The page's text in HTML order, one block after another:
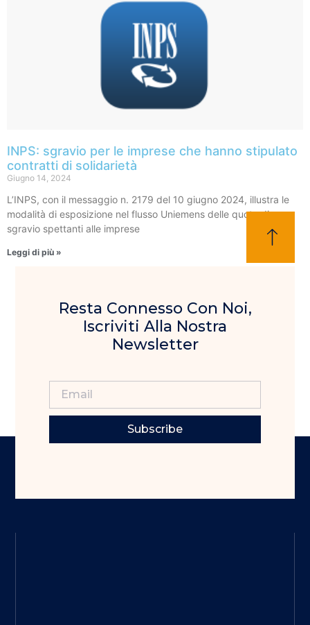
INPS: sgravio per le imprese che hanno stipulato
contratti di solidarietà
Giugno 14, 2024
L’INPS, con il messaggio n. 2179 del 10 giugno 2024, illustra le
modalità di esposizione nel flusso Uniemens delle quote di
sgravio spettanti alle imprese
Leggi di più »
Resta Connesso Con Noi,
Iscriviti Alla Nostra
Newsletter
Subscribe